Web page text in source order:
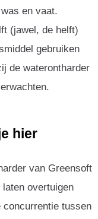
en vaat.
(jawel, de helft)
gebruiken
de waterontharder
hier
van Greensoft
overtuigen
concurrentie tussen